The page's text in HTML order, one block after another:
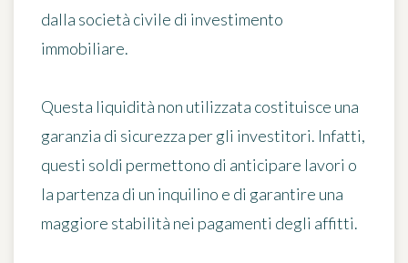
dalla società civile di investimento
immobiliare.
Questa liquidità non utilizzata costituisce una
garanzia di sicurezza per gli investitori. Infatti,
questi soldi permettono di anticipare lavori o
la partenza di un inquilino e di garantire una
maggiore stabilità nei pagamenti degli affitti.